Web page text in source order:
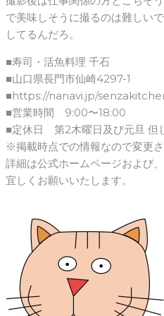
で美味しそうに撮るのは難しい
してるんだろ。
■寿司・活魚料理 千石
■山口県長門市仙崎4297-1
■https://nanavi.jp/
■営業時間 9:00〜18:00
■定休日 第2木曜日及び元旦 但
※掲載時点での情報なので変更
詳細は公式ホームページおよび
宜しくお願いいたします。